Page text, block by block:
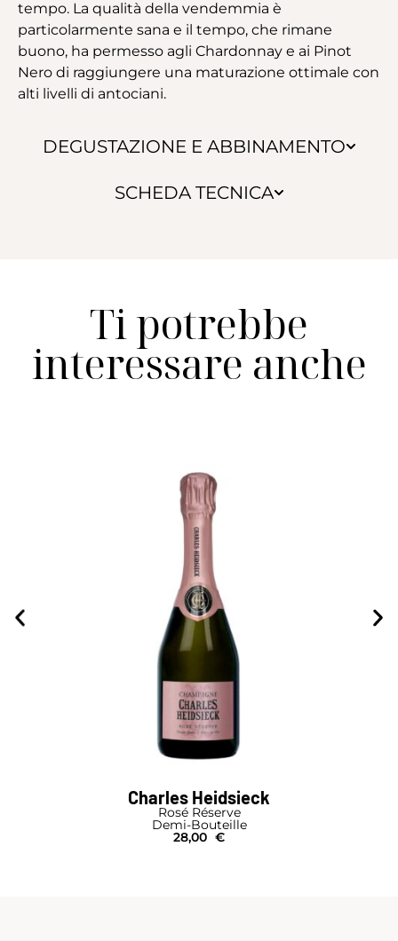
DEGUSTAZIONE E ABBINAMENTO
SCHEDA TECNICA
tempo. La qualità della vendemmia è
particolarmente sana e il tempo, che rimane
buono, ha permesso agli Chardonnay e ai Pinot
Nero di raggiungere una maturazione ottimale con
alti livelli di antociani.
Ti potrebbe
interessare anche
Charles Heidsieck
Rosé Réserve
Demi-Bouteille
28,00 €